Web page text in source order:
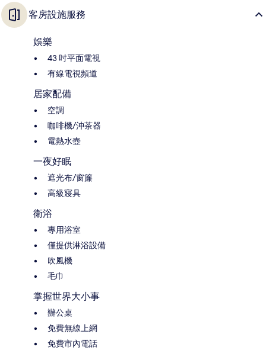
客房設施服務
娛樂
43 吋平面電視
有線電視頻道
居家配備
空調
咖啡機/沖茶器
電熱水壺
一夜好眠
遮光布/窗簾
高級寢具
衛浴
專用浴室
僅提供淋浴設備
吹風機
毛巾
掌握世界大小事
辦公桌
免費無線上網
免費市內電話